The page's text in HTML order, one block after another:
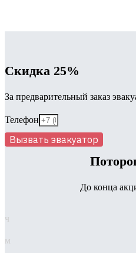
Скидка 25%
За предварительный заказ
Телефон
Вызвать эвакуатор
До конца
ч
м